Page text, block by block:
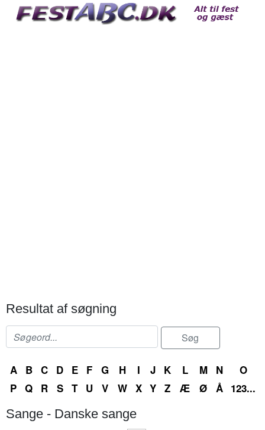
Resultat af søgning
A B C D E F G H I J K L M N
O
P Q R S T U V W X Y Z Æ Ø Å 123...
Sange - Danske sange